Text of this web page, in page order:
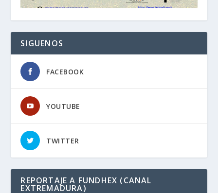
SIGUENOS
FACEBOOK
YOUTUBE
TWITTER
REPORTAJE A FUNDHEX (CANAL
EXTREMADURA)